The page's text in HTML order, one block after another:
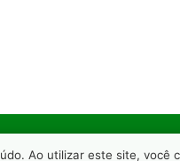
Ao utilizar este site, você